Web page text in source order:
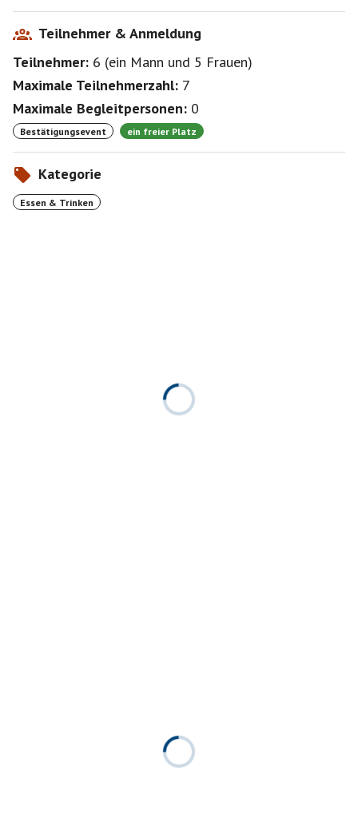
Teilnehmer & Anmeldung
Teilnehmer: 6 (ein Mann und 5 Frauen)
Maximale Teilnehmerzahl: 7
Maximale Begleitpersonen: 0
Bestätigungsevent ein freier Platz
Kategorie
Essen & Trinken